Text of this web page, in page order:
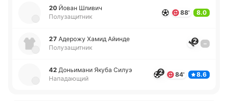
20 Йован Шливич
Полузащитник
88' 8.0
27 Аде­ро­жу Хамид Айинде
Полузащитник
2 –
42 До­ньи­ма­ни Якуба Силуэ
Нападающий
2 84' 8.6